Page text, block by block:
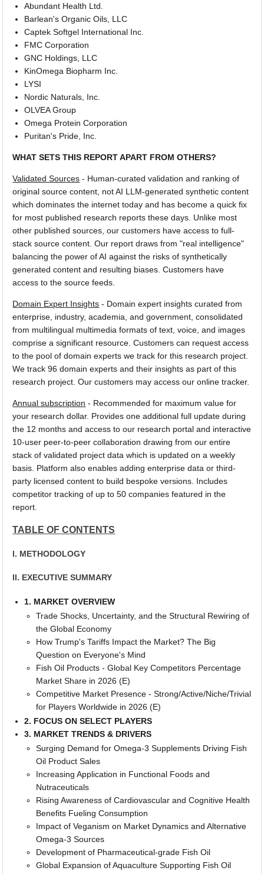
Abundant Health Ltd.
Barlean's Organic Oils, LLC
Captek Softgel International Inc.
FMC Corporation
GNC Holdings, LLC
KinOmega Biopharm Inc.
LYSI
Nordic Naturals, Inc.
OLVEA Group
Omega Protein Corporation
Puritan's Pride, Inc.
WHAT SETS THIS REPORT APART FROM OTHERS?
Validated Sources - Human-curated validation and ranking of
original source content, not AI LLM-generated synthetic content
which dominates the internet today and has become a quick fix
for most published research reports these days. Unlike most
other published sources, our customers have access to full-
stack source content. Our report draws from "real intelligence"
balancing the power of AI against the risks of synthetically
generated content and resulting biases. Customers have
access to the source feeds.
Domain Expert Insights - Domain expert insights curated from
enterprise, industry, academia, and government, consolidated
from multilingual multimedia formats of text, voice, and images
comprise a significant resource. Customers can request access
to the pool of domain experts we track for this research project.
We track 96 domain experts and their insights as part of this
research project. Our customers may access our online tracker.
Annual subscription - Recommended for maximum value for
your research dollar. Provides one additional full update during
the 12 months and access to our research portal and interactive
10-user peer-to-peer collaboration drawing from our entire
stack of validated project data which is updated on a weekly
basis. Platform also enables adding enterprise data or third-
party licensed content to build bespoke versions. Includes
competitor tracking of up to 50 companies featured in the
report.
TABLE OF CONTENTS
I. METHODOLOGY
II. EXECUTIVE SUMMARY
1. MARKET OVERVIEW
Trade Shocks, Uncertainty, and the Structural Rewiring of
the Global Economy
How Trump's Tariffs Impact the Market? The Big
Question on Everyone's Mind
Fish Oil Products - Global Key Competitors Percentage
Market Share in 2026 (E)
Competitive Market Presence - Strong/Active/Niche/Trivial
for Players Worldwide in 2026 (E)
2. FOCUS ON SELECT PLAYERS
3. MARKET TRENDS & DRIVERS
Surging Demand for Omega-3 Supplements Driving Fish
Oil Product Sales
Increasing Application in Functional Foods and
Nutraceuticals
Rising Awareness of Cardiovascular and Cognitive Health
Benefits Fueling Consumption
Impact of Veganism on Market Dynamics and Alternative
Omega-3 Sources
Development of Pharmaceutical-grade Fish Oil
Global Expansion of Aquaculture Supporting Fish Oil